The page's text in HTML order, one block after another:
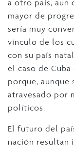
a otro país, aun
mayor de
sería muy
vínculo de los
con su país
el caso de
porque, aunque
atravesado por
políticos.
El futuro del
nación resultan